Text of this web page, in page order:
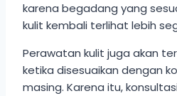
karena begadang yang
kulit kembali terlihat lebih
Perawatan kulit juga akan
ketika disesuaikan dengan
masing. Karena itu,